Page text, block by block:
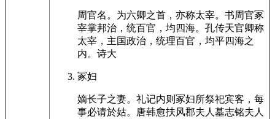
周官名。为六卿之首，亦称太宰。书周官冢
宰掌邦治，统百官，均四海。孔传天官卿称
太宰，主国政治，统理百官，均平四海之
内。诗大
冢妇
嫡长子之妻。礼记内则冢妇所祭祀宾客，每
事必请於姑。唐韩愈扶风郡夫人墓志铭夫人